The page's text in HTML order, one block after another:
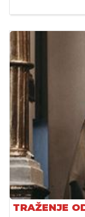
TRAŽENJE